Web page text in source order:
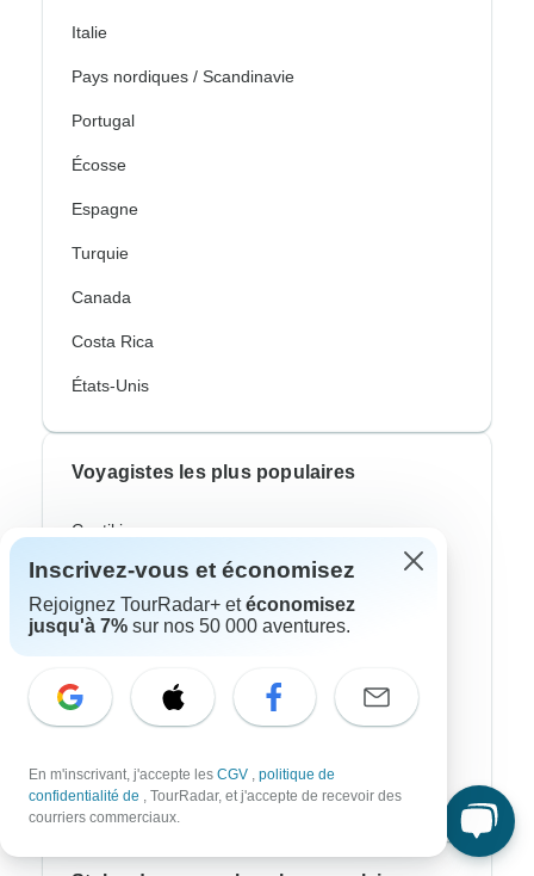
Italie
Pays nordiques / Scandinavie
Portugal
Écosse
Espagne
Turquie
Canada
Costa Rica
États-Unis
Voyagistes les plus populaires
Contiki
Cosmos
G Adventures
Topdeck
CroisiEurope River Cruises
Inscrivez-vous et économisez
Rejoignez TourRadar+ etéconomisez
jusqu'à 7% sur nos 50 000 aventures.
En m'inscrivant, j'accepte les CGV , politique de
confidentialité de , TourRadar, et j'accepte de recevoir des
courriers commerciaux.